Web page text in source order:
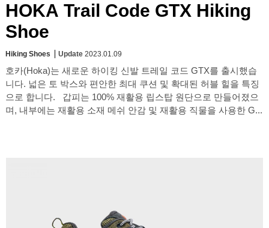
HOKA Trail Code GTX Hiking
Shoe
Hiking Shoes Update 2023.01.09
호카(Hoka)는 새로운 하이킹 신발 트레일 코드 GTX를 출시했습
니다. 넓은 토 박스와 편안한 최대 쿠션 및 확대된 허블 힐을 특징
으로 합니다. 갑피는 100% 재활용 립스탑 원단으로 만들어졌으
며, 내부에는 재활용 소재 메쉬 안감 및 재활용 직물을 사용한 G...